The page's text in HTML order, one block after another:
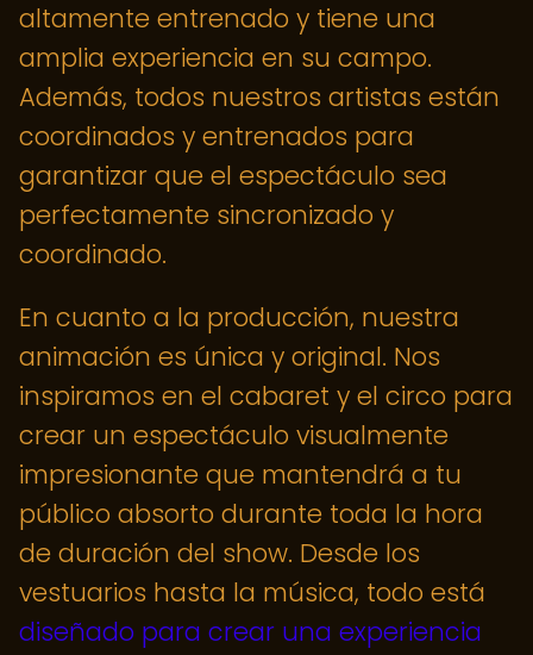
altamente entrenado y tiene una
amplia experiencia en su campo.
Además, todos nuestros artistas están
coordinados y entrenados para
garantizar que el espectáculo sea
perfectamente sincronizado y
coordinado.
En cuanto a la producción, nuestra
animación es única y original. Nos
inspiramos en el cabaret y el circo para
crear un espectáculo visualmente
impresionante que mantendrá a tu
público absorto durante toda la hora
de duración del show. Desde los
vestuarios hasta la música, todo está
diseñado para crear una experiencia